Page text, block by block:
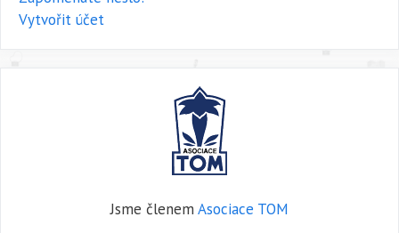
Vytvořit účet
Jsme členem Asociace TOM